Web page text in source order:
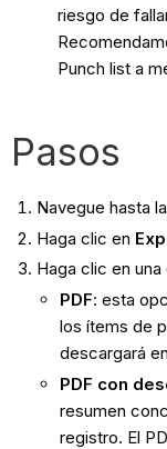
riesgo de
Punch list a
Pasos
Navegue hasta
Haga clic en
Haga clic en
PDF: esta
los ítems de
descargará
PDF con
resumen
registro. El